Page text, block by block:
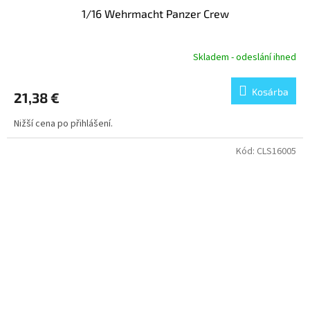
1/16 Wehrmacht Panzer Crew
Skladem - odeslání ihned
21,38 € Kosárba
Nižší cena po přihlášení.
Kód: CLS16005